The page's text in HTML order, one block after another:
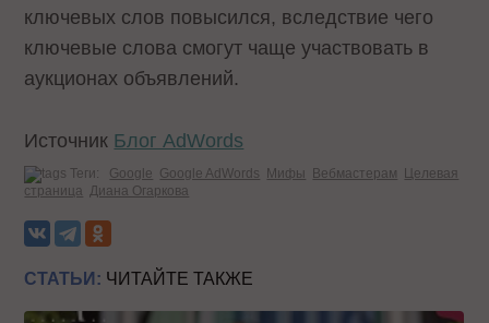
ключевых слов повысился, вследствие чего
ключевые слова смогут чаще участвовать в
аукционах объявлений.
Источник Блог AdWords
Теги: Google Google AdWords Мифы Вебмастерам Целевая
страница Диана Огаркова
СТАТЬИ: ЧИТАЙТЕ ТАКЖЕ